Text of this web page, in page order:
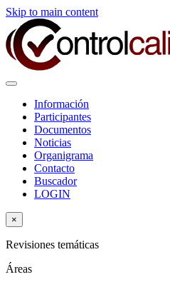
Skip to main content
Información
Participantes
Documentos
Noticias
Organigrama
Contacto
Buscador
LOGIN
×
Revisiones temáticas
Áreas